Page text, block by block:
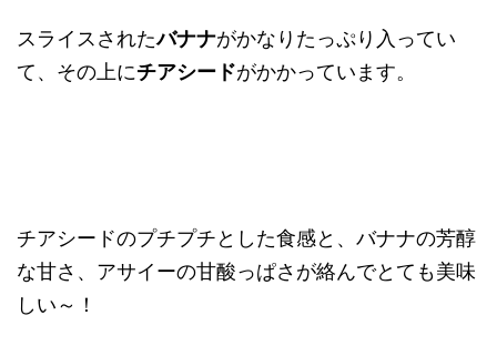
スライスされたバナナがかなりたっぷり入ってい
て、その上にチアシードがかかっています。
チアシードのプチプチとした食感と、バナナの芳醇
な甘さ、アサイーの甘酸っぱさが絡んでとても美味
しい～！